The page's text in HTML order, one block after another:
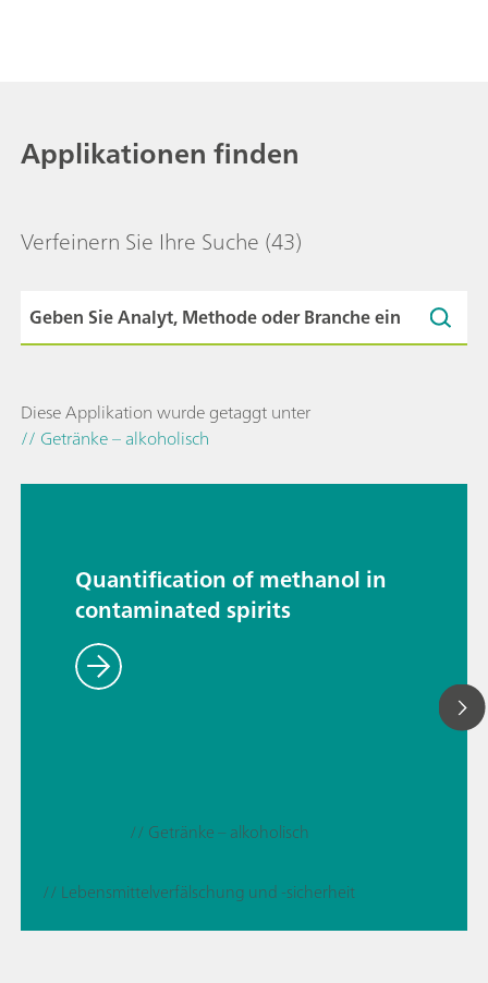
Applikationen finden
Verfeinern Sie Ihre Suche (43)
Diese Applikation wurde getaggt unter
// Getränke – alkoholisch
Quantification of methanol in
contaminated spirits
// Getränke – alkoholisch
// Lebensmittelverfälschung und -sicherheit